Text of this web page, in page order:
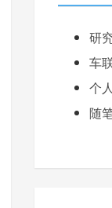
研
车
个
随